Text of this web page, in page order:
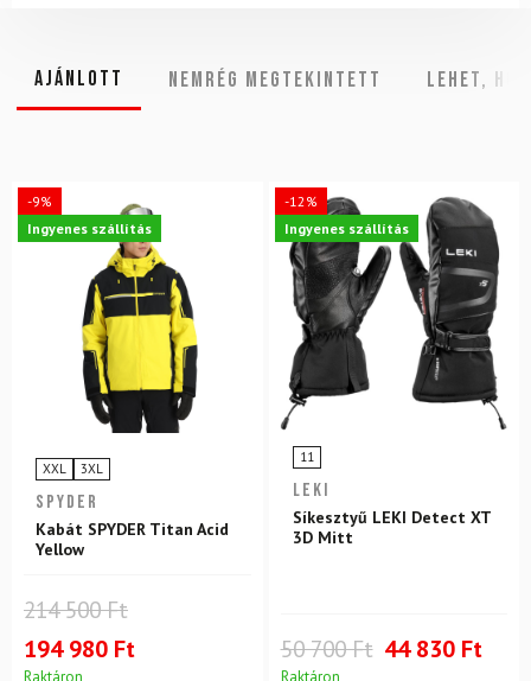
Ajánlott NEMRÉG MEGTEKINTETT Lehet,
-9%
Ingyenes szállítás
XXL 3XL
SPYDER
Kabát SPYDER Titan Acid
Yellow
214 500 Ft
194 980 Ft
Raktáron
-12%
Ingyenes szállítás
11
LEKI
Síkesztyű LEKI Detect XT
3D Mitt
50 700 Ft 44 830 Ft
Raktáron